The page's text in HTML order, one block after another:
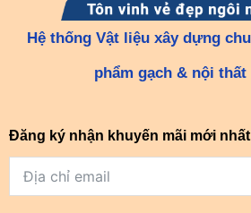
Hệ thống Vật liệu xây dựng
phẩm gạch & nội thất
Đăng ký nhận khuyến mãi mới nhất